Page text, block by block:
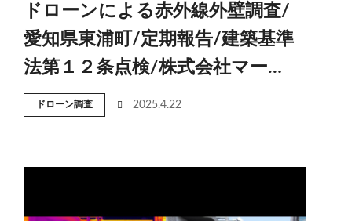
ドローンによる赤外線外壁調査/
愛知県東浦町/定期報告/建築基準
法第１２条点検/株式会社マー…
ドローン調査 2025.4.22